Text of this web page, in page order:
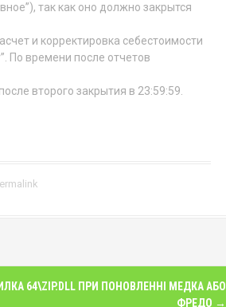
так как оно должно закрытся
и корректировка себестоимости
По времени после отчетов
второго закрытия в 23:59:59.
64\ZIP.DLL ПРИ ПОНОВЛЕННІ МЕДКА АБО
ФРЕДО →